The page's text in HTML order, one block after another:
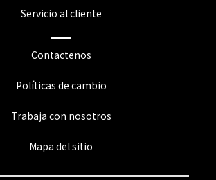
Servicio al cliente
Contactenos
Políticas de cambio
Trabaja con nosotros
Mapa del sitio